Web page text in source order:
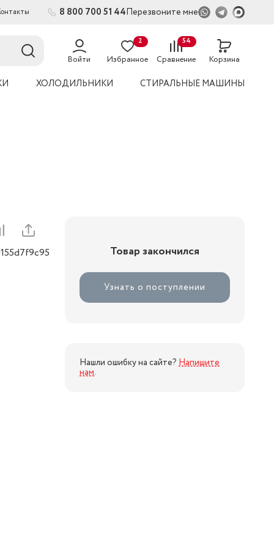
Контакты 8 800 700 51 44Перезвоните мне
Войти Избранное
2
Сравнение
54
Корзина
ХОЛОДИЛЬНИКИ СТИРАЛЬНЫЕ МАШИНЫ
Товар закончился
Узнать о поступлении
Нашли ошибку на сайте?Напишите
нам